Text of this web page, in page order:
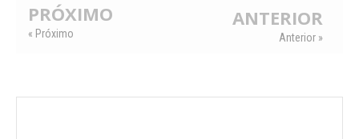
PRÓXIMO
« Próximo
ANTERIOR
Anterior »